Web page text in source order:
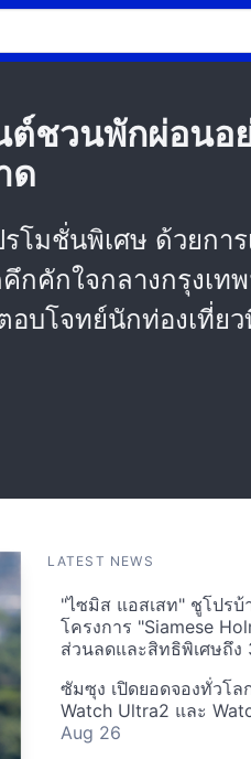
ต์ชวนพักผ่อนอ
ด
โมชั่นพิเศษ ด้วยกา
คักใจกลางกรุงเท
บโจทย์นักท่องเที่ย
LATEST NEWS
"ไซมิส แอสเสท" ชูโปร
โครงการ "Siamese
ส่วนลดและสิทธิพิเศษถึง
ซัมซุง เปิดยอดจองทั่วโล
Watch Ultra2 และ
Aug 26